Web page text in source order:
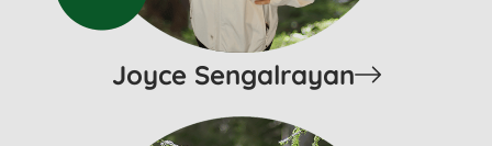
Joyce Sengalrayan